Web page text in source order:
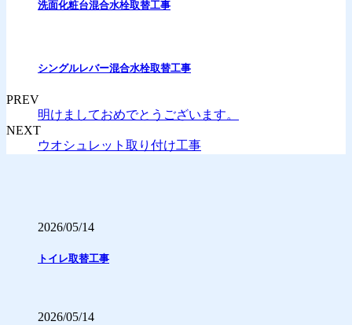
洗面化粧台混合水栓取替工事
シングルレバー混合水栓取替工事
PREV
明けましておめでとうございます。
NEXT
ウオシュレット取り付け工事
2026/05/14
トイレ取替工事
2026/05/14